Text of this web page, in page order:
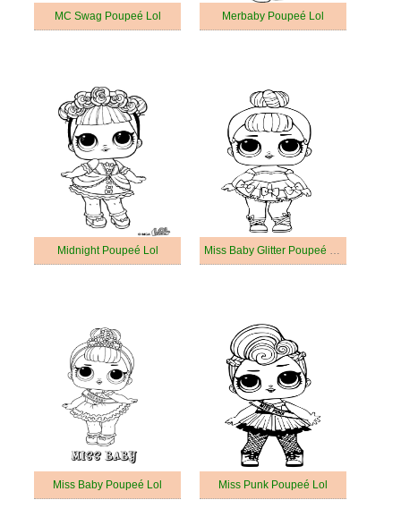
MC Swag Poupeé Lol Merbaby Poupeé Lol
Midnight Poupeé Lol Miss Baby Glitter Poupeé Lol
Miss Baby Poupeé Lol Miss Punk Poupeé Lol